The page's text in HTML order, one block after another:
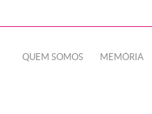
QUEM SOMOS MEMÓRIA